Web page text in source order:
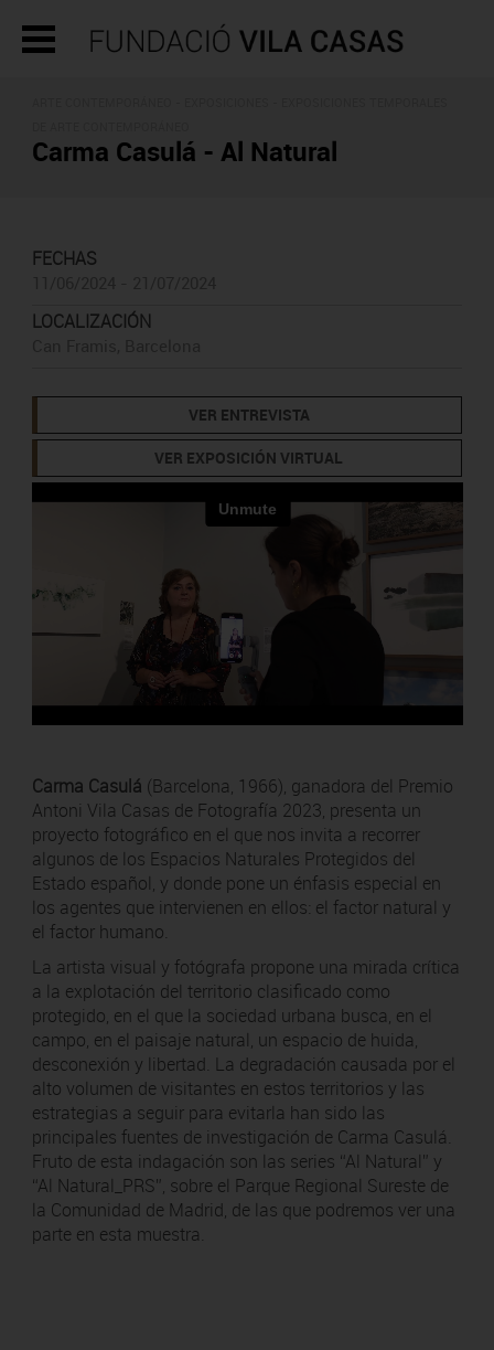
Carma Casulá - Al Natural
FECHAS
LOCALIZACIÓN
VER ENTREVISTA
VER EXPOSICIÓN VIRTUAL
Carma Casulá (Barcelona, 1966), ganadora del Premio
Antoni Vila Casas de Fotografía 2023, presenta un
proyecto fotográfico en el que nos invita a recorrer
algunos de los Espacios Naturales Protegidos del
Estado español, y donde pone un énfasis especial en
los agentes que intervienen en ellos: el factor natural y
el factor humano.
La artista visual y fotógrafa propone una mirada crítica
a la explotación del territorio clasificado como
protegido, en el que la sociedad urbana busca, en el
campo, en el paisaje natural, un espacio de huida,
desconexión y libertad. La degradación causada por el
alto volumen de visitantes en estos territorios y las
estrategias a seguir para evitarla han sido las
principales fuentes de investigación de Carma Casulá.
Fruto de esta indagación son las series “Al Natural” y
“Al Natural_PRS”, sobre el Parque Regional Sureste de
la Comunidad de Madrid, de las que podremos ver una
parte en esta muestra.